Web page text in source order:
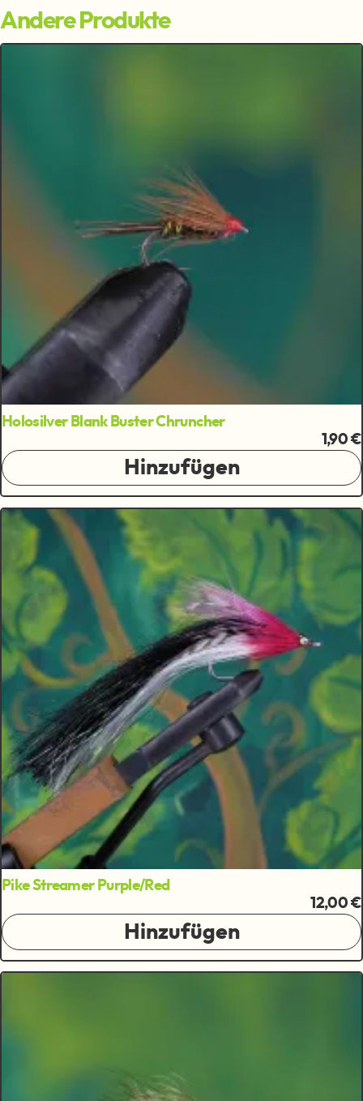
Andere Produkte
Holosilver Blank Buster Chruncher
1,90 €
Hinzufügen
Pike Streamer Purple/Red
12,00 €
Hinzufügen